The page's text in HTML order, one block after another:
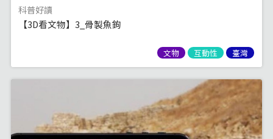
科普好讀
【3D看文物】3_骨製魚鉤
文物 互動性 臺灣